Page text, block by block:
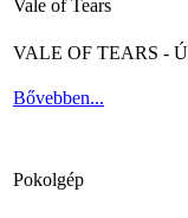
Vale of Tears
VALE OF TEARS -
Bővebben...
Pokolgép